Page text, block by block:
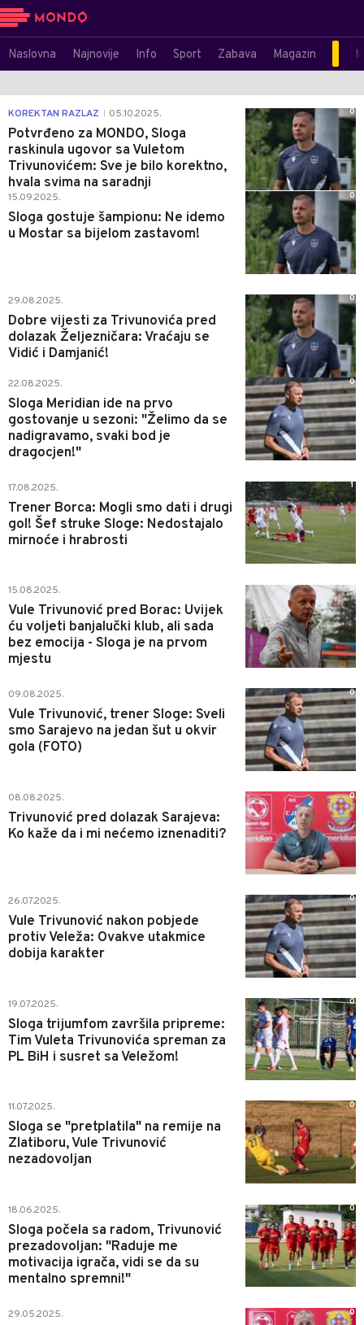
Naslovna Najnovije Info Sport Zabava Magazin
KOREKTAN RAZLAZ 05.10.2025.
Potvrđeno za MONDO, Sloga
raskinula ugovor sa Vuletom
Trivunovićem: Sve je bilo korektno,
hvala svima na saradnji
0
15.09.2025.
Sloga gostuje šampionu: Ne idemo
u Mostar sa bijelom zastavom!
0
29.08.2025.
Dobre vijesti za Trivunovića pred
dolazak Željezničara: Vraćaju se
Vidić i Damjanić!
0
22.08.2025.
Sloga Meridian ide na prvo
gostovanje u sezoni: "Želimo da se
nadigravamo, svaki bod je
dragocjen!"
0
17.08.2025.
Trener Borca: Mogli smo dati i drugi
gol! Šef struke Sloge: Nedostajalo
mirnoće i hrabrosti
1
15.08.2025.
Vule Trivunović pred Borac: Uvijek
ću voljeti banjalučki klub, ali sada
bez emocija - Sloga je na prvom
mjestu
0
09.08.2025.
Vule Trivunović, trener Sloge: Sveli
smo Sarajevo na jedan šut u okvir
gola (FOTO)
0
08.08.2025.
Trivunović pred dolazak Sarajeva:
Ko kaže da i mi nećemo iznenaditi?
0
26.07.2025.
Vule Trivunović nakon pobjede
protiv Veleža: Ovakve utakmice
dobija karakter
0
19.07.2025.
Sloga trijumfom završila pripreme:
Tim Vuleta Trivunovića spreman za
PL BiH i susret sa Veležom!
0
11.07.2025.
Sloga se "pretplatila" na remije na
Zlatiboru, Vule Trivunović
nezadovoljan
0
18.06.2025.
Sloga počela sa radom, Trivunović
prezadovoljan: "Raduje me
motivacija igrača, vidi se da su
mentalno spremni!"
0
29.05.2025. 0